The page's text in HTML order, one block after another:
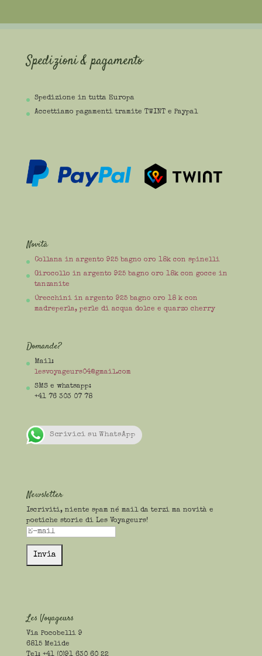
Spedizioni & pagamento
Spedizione in tutta Europa
Accettiamo pagamenti tramite TWINT e Paypal
Novità
Collana in argento 925 bagno oro 18k con spinelli
Girocollo in argento 925 bagno oro 18k con gocce in
tanzanite
Orecchini in argento 925 bagno oro 18 k con
madreperla, perle di acqua dolce e quarzo cherry
Domande?
Mail:
lesvoyageurs04@gmail.com
SMS e whatsapp:
+41 76 303 07 78
Scrivici su WhatsApp
Newsletter
Iscriviti, niente spam né mail da terzi ma novità e
poetiche storie di Les Voyageurs!
Les Voyageurs
Via Pocobelli 9
6815 Melide